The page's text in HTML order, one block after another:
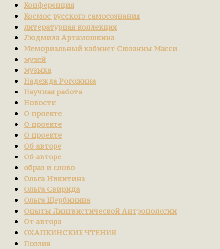
Конференция
Космос русского самосознания
литературная коллекция
Людмила Артамошкина
Мемориальный кабинет Сюзанны Масси
музей
музыка
Надежда Рогожина
Научная работа
Новости
О проекте
О проекте
О проекте
Об авторе
Об авторе
образ и слово
Ольга Никитина
Ольга Свирида
Ольга Щербинина
Опыты Лингвистической Антропологии
От автора
ОХАПКИНСКИЕ ЧТЕНИЯ
Поэзия